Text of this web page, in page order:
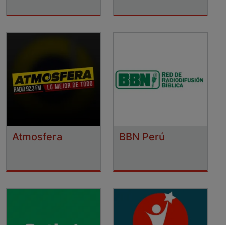
Atmosfera BBN Perú